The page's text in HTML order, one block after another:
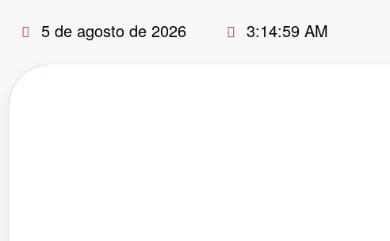
para
conteúdo
5 de agosto de 2026 3:15:00 AM